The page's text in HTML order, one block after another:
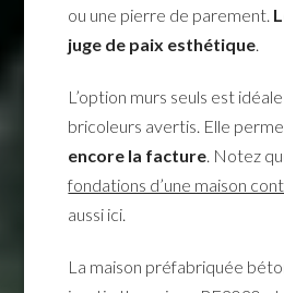
ou une pierre de parement.
juge de paix esthétique
L’option murs seuls est
bricoleurs avertis. Elle
encore la facture . Notez
fondations d’une maison
aussi ici.
La maison préfabriquée